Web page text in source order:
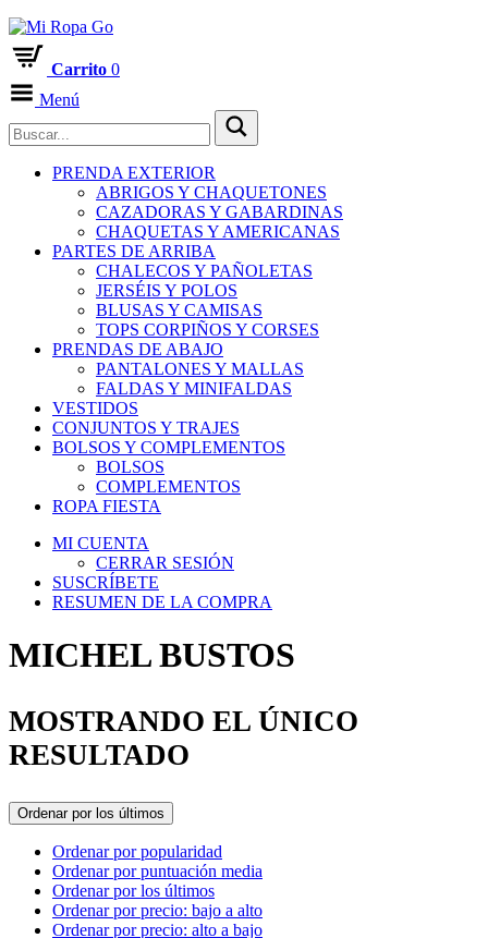
Carrito 0
Menú
PRENDA EXTERIOR
ABRIGOS Y CHAQUETONES
CAZADORAS Y GABARDINAS
CHAQUETAS Y AMERICANAS
PARTES DE ARRIBA
CHALECOS Y PAÑOLETAS
JERSÉIS Y POLOS
BLUSAS Y CAMISAS
TOPS CORPIÑOS Y CORSES
PRENDAS DE ABAJO
PANTALONES Y MALLAS
FALDAS Y MINIFALDAS
VESTIDOS
CONJUNTOS Y TRAJES
BOLSOS Y COMPLEMENTOS
BOLSOS
COMPLEMENTOS
ROPA FIESTA
MI CUENTA
CERRAR SESIÓN
SUSCRÍBETE
RESUMEN DE LA COMPRA
MICHEL BUSTOS
MOSTRANDO EL ÚNICO
RESULTADO
Ordenar por los últimos
Ordenar por popularidad
Ordenar por puntuación media
Ordenar por los últimos
Ordenar por precio: bajo a alto
Ordenar por precio: alto a bajo